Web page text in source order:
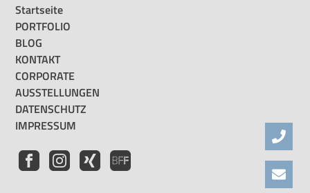
Startseite
PORTFOLIO
BLOG
KONTAKT
CORPORATE
AUSSTELLUNGEN
DATENSCHUTZ
IMPRESSUM